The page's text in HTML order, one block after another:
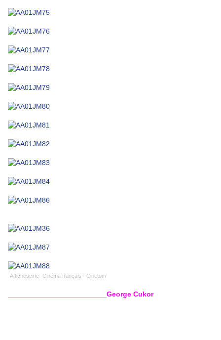
Affichescine -Cinéma français - Cinetom
_________________________George Cukor